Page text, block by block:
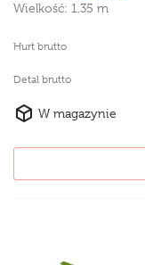
Wielkość: 1,35 m
Hurt brutto
Detal brutto
W magazynie